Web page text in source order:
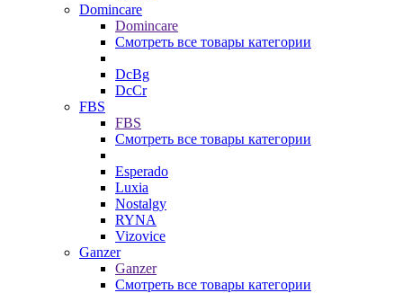
Domincare
Domincare
Смотреть все товары категории
DcBg
DcCr
FBS
FBS
Смотреть все товары категории
Esperado
Luxia
Nostalgy
RYNA
Vizovice
Ganzer
Ganzer
Смотреть все товары категории